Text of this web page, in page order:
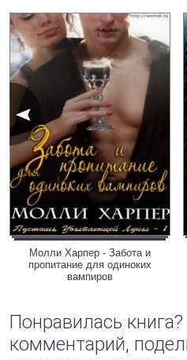
Молли Харпер - Забота и
пропитание для одиноких
вампиров
Понравилась
комментарий,